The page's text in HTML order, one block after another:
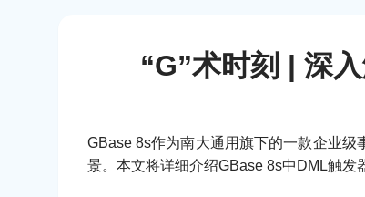
“G”术时刻 | 深
GBase 8s作为南大通用旗下的一款企业
景。本文将详细介绍GBase 8s中DML触发